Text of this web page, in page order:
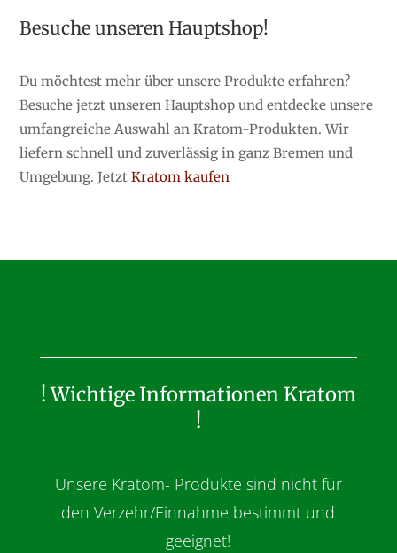
Besuche unseren Hauptshop!
Du möchtest mehr über unsere Produkte erfahren?
Besuche jetzt unseren Hauptshop und entdecke unsere
umfangreiche Auswahl an Kratom-Produkten. Wir
liefern schnell und zuverlässig in ganz Bremen und
Umgebung. JetztKratom kaufen
! Wichtige Informationen Kratom
!
Unsere Kratom- Produkte sind nicht für
den Verzehr/Einnahme bestimmt und
geeignet!